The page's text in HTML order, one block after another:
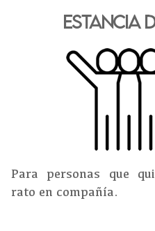
Estancia
Para personas que
rato en compañía.